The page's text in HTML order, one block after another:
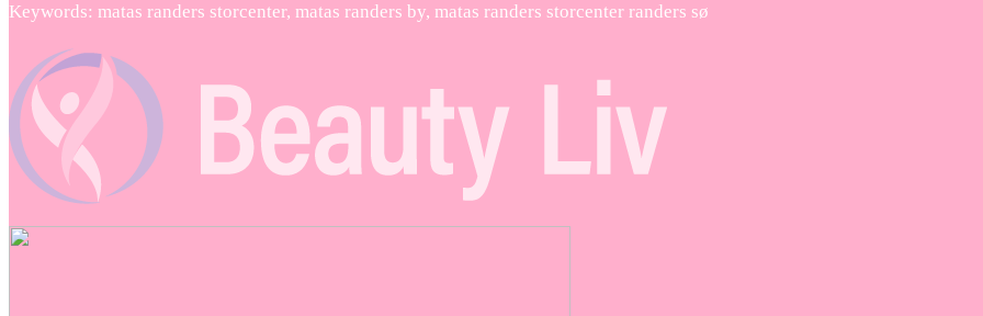
Keywords: matas randers storcenter, matas randers by, matas randers storcenter randers sø